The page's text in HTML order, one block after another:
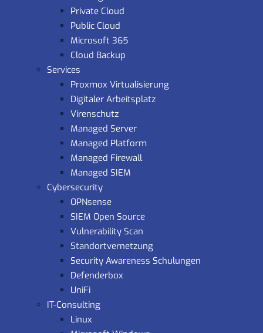
Private Cloud
Public Cloud
Microsoft 365
Cloud Backup
Services
Proxmox Virtualisierung
Digitaler Arbeitsplatz
Virenschutz
Managed Server
Managed Platform
Managed Firewall
Managed SIEM
Cybersecurity
OPNsense
SIEM Open Source
Vulnerability Scan
Standortvernetzung
Security Awareness Schulungen
Defenderbox
UniFi
IT-Consulting
Linux